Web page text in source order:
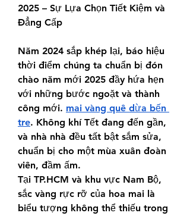
2025 – Sự Lựa Chọn Tiết Kiệm và
Đẳng Cấp
Năm 2024 sắp khép lại, báo hiệu
thời điểm chúng ta chuẩn bị đón
chào năm mới 2025 đầy hứa hẹn
với những bước ngoặt và thành
công mới. mai vàng quê dừa bến
tre. Không khí Tết đang đến gần,
và nhà nhà đều tất bật sắm sửa,
chuẩn bị cho một mùa xuân đoàn
viên, đầm ấm.
Tại TP.HCM và khu vực Nam Bộ,
sắc vàng rực rỡ của hoa mai là
biểu tượng không thể thiếu trong